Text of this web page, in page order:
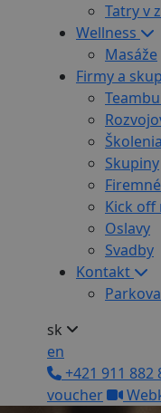
Tatry v
Wellness
Masáže
Firmy a
Školenia
Skupiny
Kick
Oslavy
Svadby
Kontakt
sk
en
+421 911 882
voucher